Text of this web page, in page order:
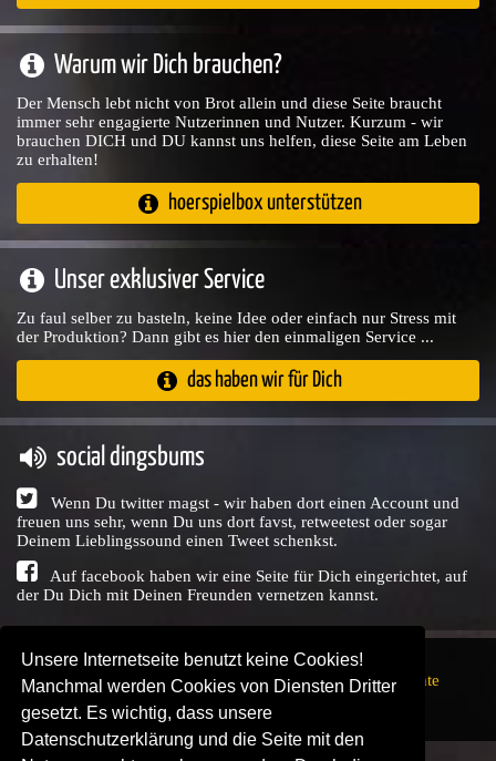
Unsere Internetseite benutzt keine Cookies!
Manchmal werden Cookies von Diensten Dritter
gesetzt. Es wichtig, dass unsere
Datenschutzerklärung und die Seite mit den
Warum wir Dich brauchen?
Der Mensch lebt nicht von Brot allein und diese Seite braucht
immer sehr engagierte Nutzerinnen und Nutzer. Kurzum - wir
brauchen DICH und DU kannst uns helfen, diese Seite am Leben
zu erhalten!
hoerspielbox unterstützen
Unser exklusiver Service
Zu faul selber zu basteln, keine Idee oder einfach nur Stress mit
der Produktion? Dann gibt es hier den einmaligen Service ...
das haben wir für Dich
social dingsbums
Wenn Du twitter magst - wir haben dort einen Account und
freuen uns sehr, wenn Du uns dort favst, retweetest oder sogar
Deinem Lieblingssound einen Tweet schenkst.
Auf facebook haben wir eine Seite für Dich eingerichtet, auf
der Du Dich mit Deinen Freunden vernetzen kannst.
Copyright © Audio Union GbR, 1999 - 2026,Nutzungsrechte
SENDEPLATZ ↗